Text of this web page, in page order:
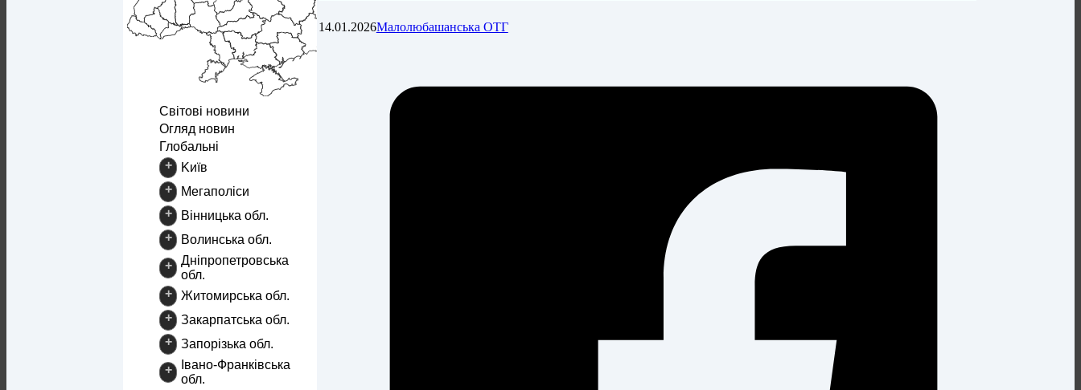
Світові новини
Огляд новин
Глобальні
+
Kиїв
+
Mегаполіси
+
Вінницька обл.
+
Волинська обл.
+
Дніпропетровська
обл.
+
Житомирська обл.
+
Закарпатська обл.
+
Запорізька обл.
+
Івано-Франківська
обл.
14.01.2026Малолюбашанська ОТГ